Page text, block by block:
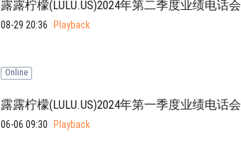
露露柠檬(LULU.US)2024年第二季度业绩电话会
08-29 20:36 Playback
Online
露露柠檬(LULU.US)2024年第一季度业绩电话会
06-06 09:30 Playback